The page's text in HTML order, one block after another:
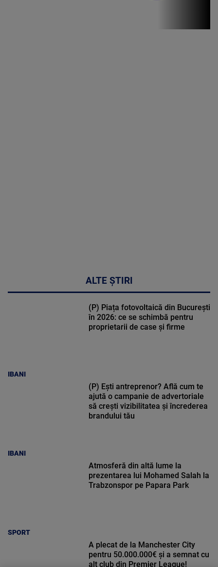
Stirile PRO TV
ALTE ȘTIRI
IBANI
(P) Piața fotovoltaică din București
în 2026: ce se schimbă pentru
proprietarii de case și firme
IBANI
(P) Ești antreprenor? Află cum te
ajută o campanie de advertoriale
să crești vizibilitatea și încrederea
brandului tău
SPORT
Atmosferă din altă lume la
prezentarea lui Mohamed Salah la
Trabzonspor pe Papara Park
A plecat de la Manchester City
pentru 50.000.000€ și a semnat cu
alt club din Premier League!